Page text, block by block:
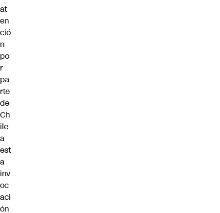
at
en
ció
n
po
r
pa
rte
de
Ch
ile
a
est
a
inv
oc
aci
ón